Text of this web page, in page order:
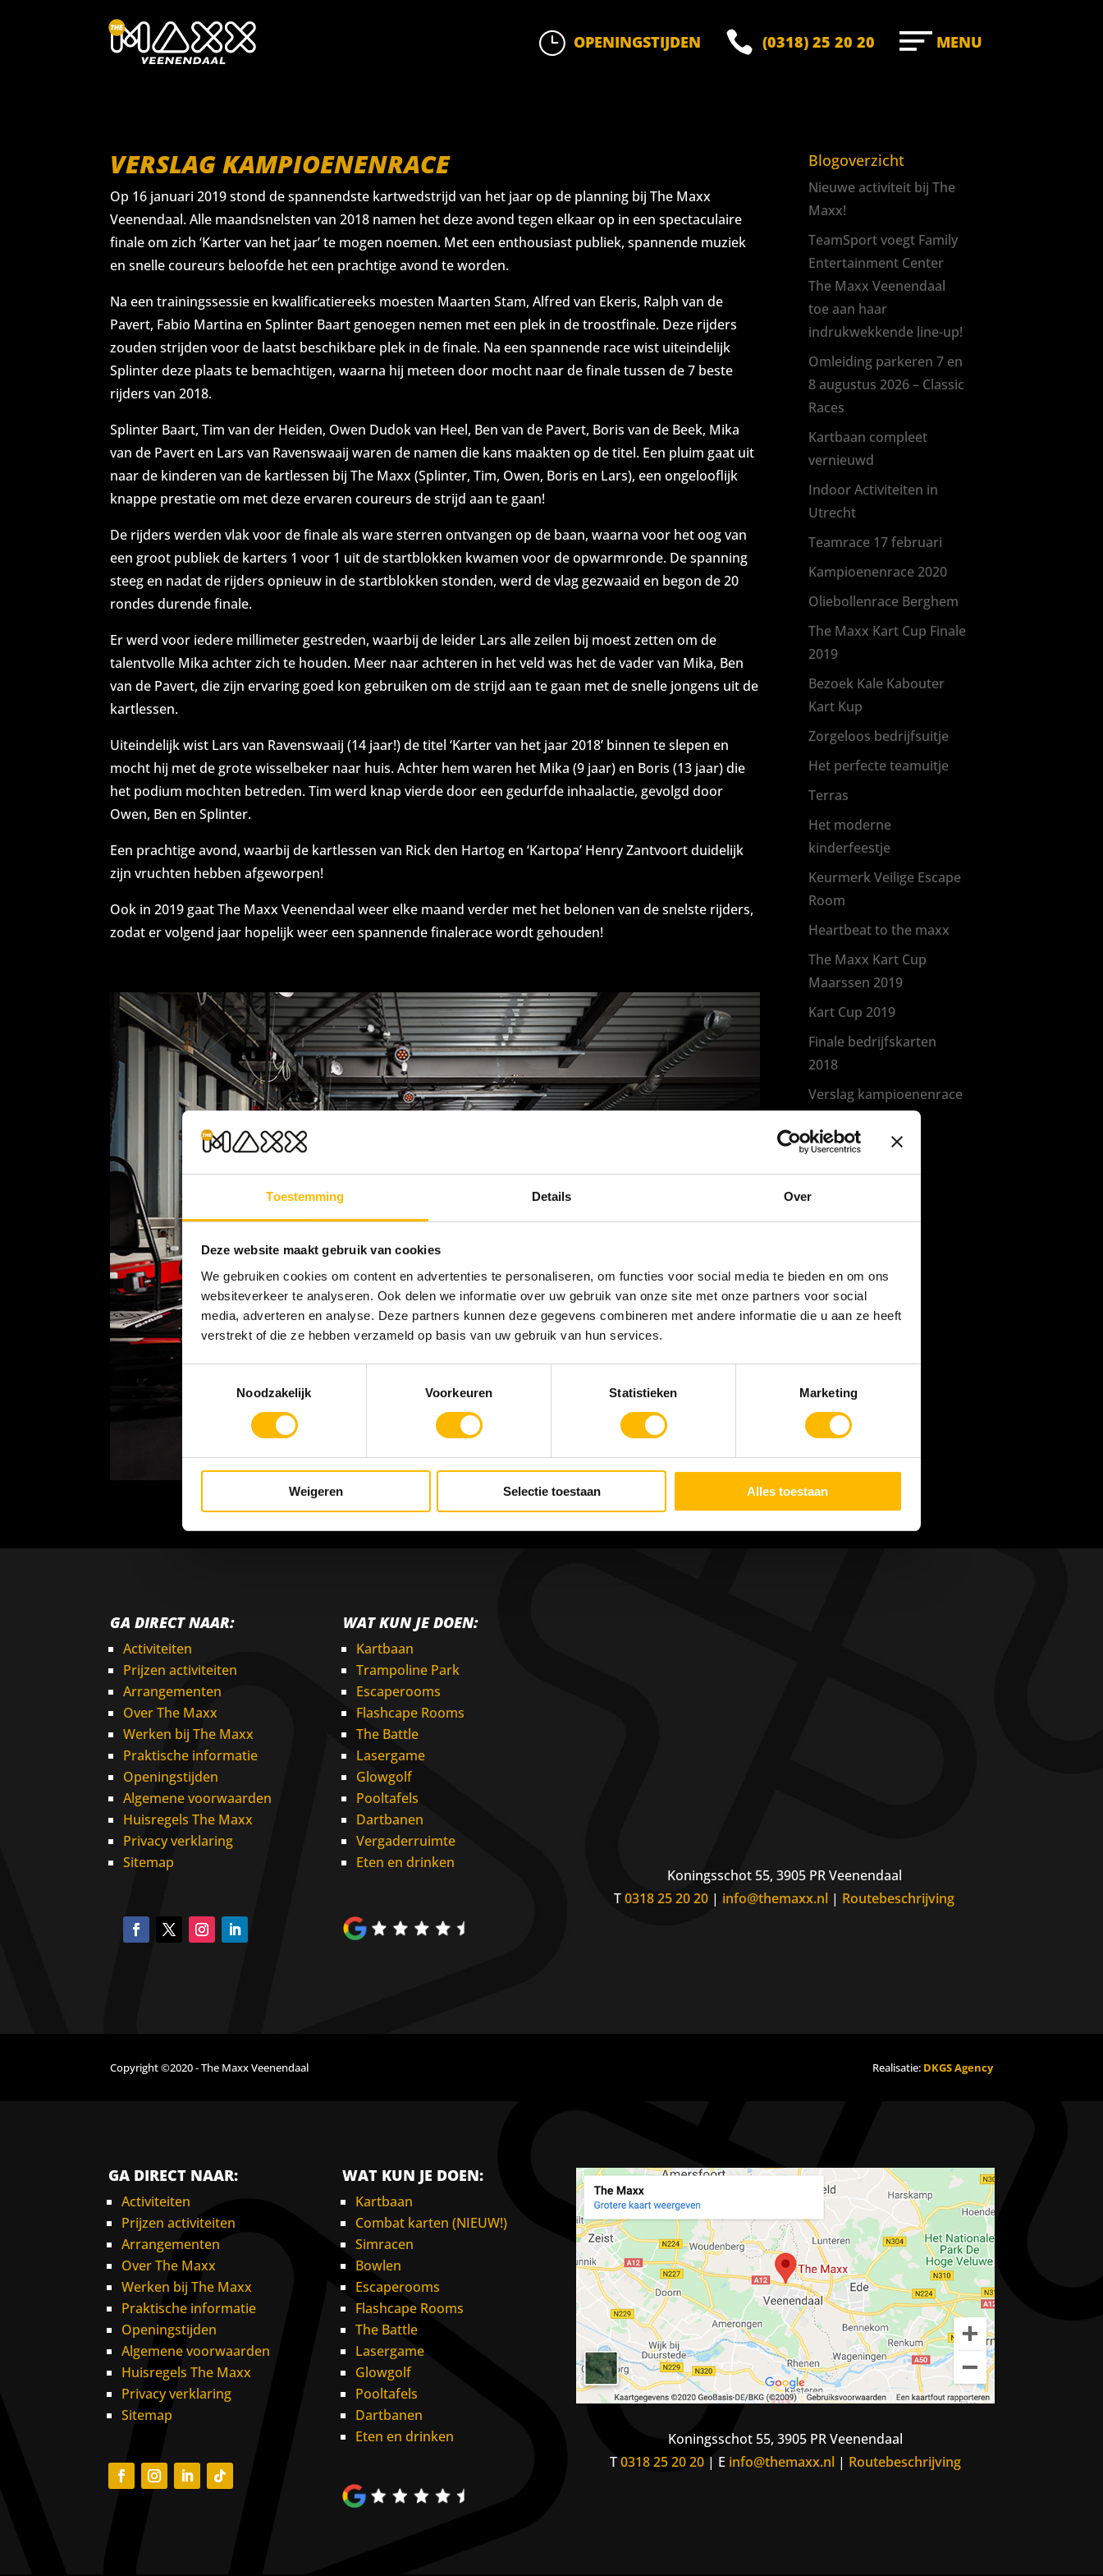
Toestemming Details Over
Deze website maakt gebruik van cookies
We gebruiken cookies om content en advertenties te personaliseren, om functies voor social media te bieden en om ons
websiteverkeer te analyseren. Ook delen we informatie over uw gebruik van onze site met onze partners voor social
media, adverteren en analyse. Deze partners kunnen deze gegevens combineren met andere informatie die u aan ze heeft
verstrekt of die ze hebben verzameld op basis van uw gebruik van hun services.
Noodzakelijk
Voorkeuren Statistieken Marketing
Weigeren Selectie toestaan Alles toestaan
MENU
 (0318) 25 20 20
} OPENINGSTIJDEN
VERSLAG KAMPIOENENRACE
Op 16 januari 2019 stond de spannendste kartwedstrijd van het jaar op de planning bij The Maxx
Veenendaal. Alle maandsnelsten van 2018 namen het deze avond tegen elkaar op in een spectaculaire
finale om zich ‘Karter van het jaar’ te mogen noemen. Met een enthousiast publiek, spannende muziek
en snelle coureurs beloofde het een prachtige avond te worden.
Na een trainingssessie en kwalificatiereeks moesten Maarten Stam, Alfred van Ekeris, Ralph van de
Pavert, Fabio Martina en Splinter Baart genoegen nemen met een plek in de troostfinale. Deze rijders
zouden strijden voor de laatst beschikbare plek in de finale. Na een spannende race wist uiteindelijk
Splinter deze plaats te bemachtigen, waarna hij meteen door mocht naar de finale tussen de 7 beste
rijders van 2018.
Splinter Baart, Tim van der Heiden, Owen Dudok van Heel, Ben van de Pavert, Boris van de Beek, Mika
van de Pavert en Lars van Ravenswaaij waren de namen die kans maakten op de titel. Een pluim gaat uit
naar de kinderen van de kartlessen bij The Maxx (Splinter, Tim, Owen, Boris en Lars), een ongelooflijk
knappe prestatie om met deze ervaren coureurs de strijd aan te gaan!
De rijders werden vlak voor de finale als ware sterren ontvangen op de baan, waarna voor het oog van
een groot publiek de karters 1 voor 1 uit de startblokken kwamen voor de opwarmronde. De spanning
steeg en nadat de rijders opnieuw in de startblokken stonden, werd de vlag gezwaaid en begon de 20
rondes durende finale.
Er werd voor iedere millimeter gestreden, waarbij de leider Lars alle zeilen bij moest zetten om de
talentvolle Mika achter zich te houden. Meer naar achteren in het veld was het de vader van Mika, Ben
van de Pavert, die zijn ervaring goed kon gebruiken om de strijd aan te gaan met de snelle jongens uit de
kartlessen.
Uiteindelijk wist Lars van Ravenswaaij (14 jaar!) de titel ‘Karter van het jaar 2018’ binnen te slepen en
mocht hij met de grote wisselbeker naar huis. Achter hem waren het Mika (9 jaar) en Boris (13 jaar) die
het podium mochten betreden. Tim werd knap vierde door een gedurfde inhaalactie, gevolgd door
Owen, Ben en Splinter.
Een prachtige avond, waarbij de kartlessen van Rick den Hartog en ‘Kartopa’ Henry Zantvoort duidelijk
zijn vruchten hebben afgeworpen!
Ook in 2019 gaat The Maxx Veenendaal weer elke maand verder met het belonen van de snelste rijders,
zodat er volgend jaar hopelijk weer een spannende finalerace wordt gehouden!
Blogoverzicht
Nieuwe activiteit bij The
Maxx!
TeamSport voegt Family
Entertainment Center
The Maxx Veenendaal
toe aan haar
indrukwekkende line-up!
Omleiding parkeren 7 en
8 augustus 2026 – Classic
Races
Kartbaan compleet
vernieuwd
Indoor Activiteiten in
Utrecht
Teamrace 17 februari
Kampioenenrace 2020
Oliebollenrace Berghem
The Maxx Kart Cup Finale
2019
Bezoek Kale Kabouter
Kart Kup
Zorgeloos bedrijfsuitje
Het perfecte teamuitje
Terras
Het moderne
kinderfeestje
Keurmerk Veilige Escape
Room
Heartbeat to the maxx
The Maxx Kart Cup
Maarssen 2019
Kart Cup 2019
Finale bedrijfskarten
2018
Verslag kampioenenrace
GA DIRECT NAAR:
Activiteiten
Prijzen activiteiten
Arrangementen
Over The Maxx
Werken bij The Maxx
Praktische informatie
Openingstijden
Algemene voorwaarden
Huisregels The Maxx
Privacy verklaring
Sitemap
WAT KUN JE DOEN:
Kartbaan
Trampoline Park
Escaperooms
Flashcape Rooms
The Battle
Lasergame
Glowgolf
Pooltafels
Dartbanen
Vergaderruimte
Eten en drinken
Koningsschot 55, 3905 PR Veenendaal
T0318 25 20 20 | info@themaxx.nl | Routebeschrijving
Copyright ©2020 - The Maxx Veenendaal Realisatie: DKGS Agency
GA DIRECT NAAR:
Activiteiten
Prijzen activiteiten
Arrangementen
Over The Maxx
Werken bij The Maxx
Praktische informatie
Openingstijden
Algemene voorwaarden
Huisregels The Maxx
Privacy verklaring
Sitemap
WAT KUN JE DOEN:
Kartbaan
Combat karten (NIEUW!)
Simracen
Bowlen
Escaperooms
Flashcape Rooms
The Battle
Lasergame
Glowgolf
Pooltafels
Dartbanen
Eten en drinken
Koningsschot 55, 3905 PR Veenendaal
T0318 25 20 20| E info@themaxx.nl| Routebeschrijving